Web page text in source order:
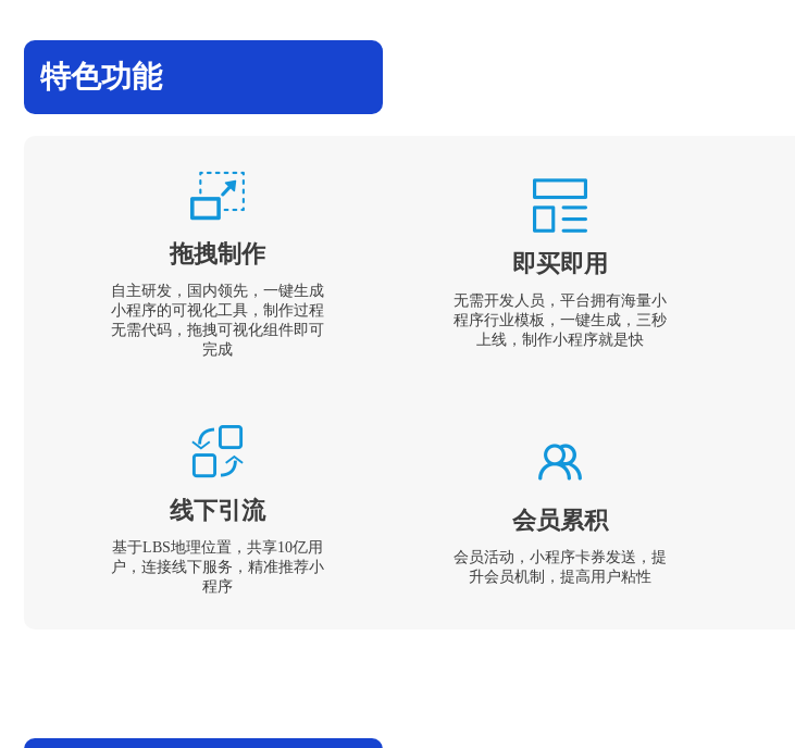
特色功能
拖拽制作
自主研发，国内领先，一键生成
小程序的可视化工具，制作过程
无需代码，拖拽可视化组件即可
完成
即买即用
无需开发人员，平台拥有海量小
程序行业模板，一键生成，三秒
上线，制作小程序就是快
线下引流
基于LBS地理位置，共享10亿用
户，连接线下服务，精准推荐小
程序
会员累积
会员活动，小程序卡券发送，提
升会员机制，提高用户粘性